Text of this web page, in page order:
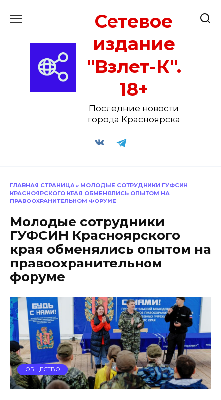
Сетевое
издание
"Взлет-К".
18+
Последние новости
города Красноярска
ГЛАВНАЯ СТРАНИЦА » МОЛОДЫЕ СОТРУДНИКИ ГУФСИН
КРАСНОЯРСКОГО КРАЯ ОБМЕНЯЛИСЬ ОПЫТОМ НА
ПРАВООХРАНИТЕЛЬНОМ ФОРУМЕ
Молодые сотрудники
ГУФСИН Красноярского
края обменялись опытом на
правоохранительном
форуме
ОБЩЕСТВО